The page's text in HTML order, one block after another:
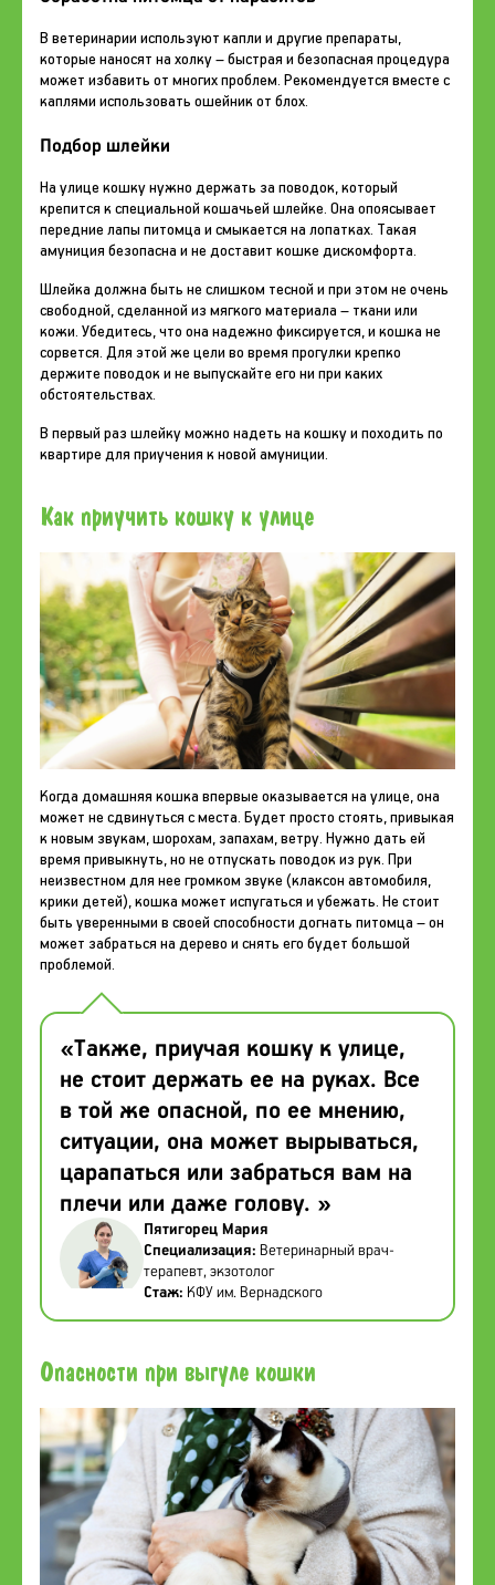
В ветеринарии используют капли и другие препараты,
которые наносят на холку – быстрая и безопасная процедура
может избавить от многих проблем. Рекомендуется вместе с
каплями использовать ошейник от блох.
Подбор шлейки
На улице кошку нужно держать за поводок, который
крепится к специальной кошачьей шлейке. Она опоясывает
передние лапы питомца и смыкается на лопатках. Такая
амуниция безопасна и не доставит кошке дискомфорта.
Шлейка должна быть не слишком тесной и при этом не очень
свободной, сделанной из мягкого материала – ткани или
кожи. Убедитесь, что она надежно фиксируется, и кошка не
сорвется. Для этой же цели во время прогулки крепко
держите поводок и не выпускайте его ни при каких
обстоятельствах.
В первый раз шлейку можно надеть на кошку и походить по
квартире для приучения к новой амуниции.
Как приучить кошку к улице
Когда домашняя кошка впервые оказывается на улице, она
может не сдвинуться с места. Будет просто стоять, привыкая
к новым звукам, шорохам, запахам, ветру. Нужно дать ей
время привыкнуть, но не отпускать поводок из рук. При
неизвестном для нее громком звуке (клаксон автомобиля,
крики детей), кошка может испугаться и убежать. Не стоит
быть уверенными в своей способности догнать питомца – он
может забраться на дерево и снять его будет большой
проблемой.
«Также, приучая кошку к улице,
не стоит держать ее на руках. Все
в той же опасной, по ее мнению,
ситуации, она может вырываться,
царапаться или забраться вам на
плечи или даже голову. »
Пятигорец Мария
Специализация: Ветеринарный врач-
терапевт, экзотолог
Стаж: КФУ им. Вернадского
Опасности при выгуле кошки